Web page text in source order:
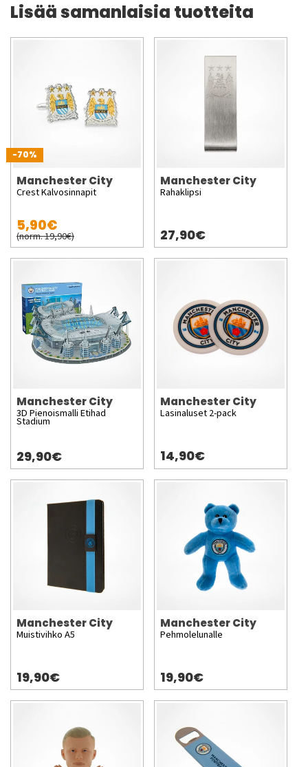
Lisää samanlaisia tuotteita
-70%
Manchester City
Crest Kalvosinnapit
5,90€
(norm. 19,90€)
Manchester City
Rahaklipsi
27,90€
Manchester City
3D Pienoismalli Etihad
Stadium
29,90€
Manchester City
Lasinaluset 2-pack
14,90€
Manchester City
Muistivihko A5
19,90€
Manchester City
Pehmolelunalle
19,90€